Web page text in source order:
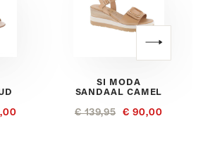
SI MODA
SANDAAL CAMEL
€ 139,95 € 90,00